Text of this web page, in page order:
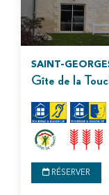
SAINT-
Gîte de la
RÉSERVER